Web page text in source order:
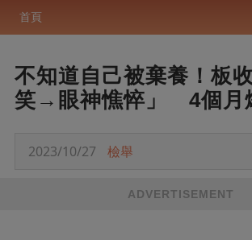
首頁
不知道自己被棄養！板
笑→眼神憔悴」 4個月
2023/10/27 檢舉
ADVERTISEMENT